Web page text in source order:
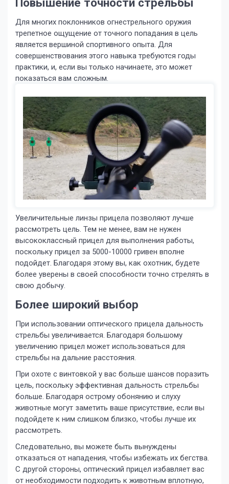
Повышение точности стрельбы
Для многих поклонников огнестрельного оружия
трепетное ощущение от точного попадания в цель
является вершиной спортивного опыта. Для
совершенствования этого навыка требуются годы
практики, и, если вы только начинаете, это может
показаться вам сложным.
Увеличительные линзы прицела позволяют лучше
рассмотреть цель. Тем не менее, вам не нужен
высококлассный прицел для выполнения работы,
поскольку прицел за 5000-10000 гривен вполне
подойдет. Благодаря этому вы, как охотник, будете
более уверены в своей способности точно стрелять в
свою добычу.
Более широкий выбор
При использовании оптического прицела дальность
стрельбы увеличивается. Благодаря большому
увеличению прицел может использоваться для
стрельбы на дальние расстояния.
При охоте с винтовкой у вас больше шансов поразить
цель, поскольку эффективная дальность стрельбы
больше. Благодаря острому обонянию и слуху
животные могут заметить ваше присутствие, если вы
подойдете к ним слишком близко, чтобы лучше их
рассмотреть.
Следовательно, вы можете быть вынуждены
отказаться от нападения, чтобы избежать их бегства.
С другой стороны, оптический прицел избавляет вас
от необходимости подходить к животным вплотную,